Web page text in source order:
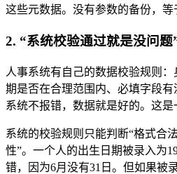
这些元数据。没有参数的备份，等
2. “系统校验通过就是没问题
人事系统有自己的数据校验规则
期是否在合理范围内、必填字段
系统不报错，数据就是好的。这是
系统的校验规则只能判断“格式合
性”。一个人的出生日期被录入为
错，因为6月没有31日。但如果被